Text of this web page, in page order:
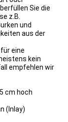
Sie die
z.B.
und
aus der
eine
kein
empfehlen wir
cm hoch
(Inlay)